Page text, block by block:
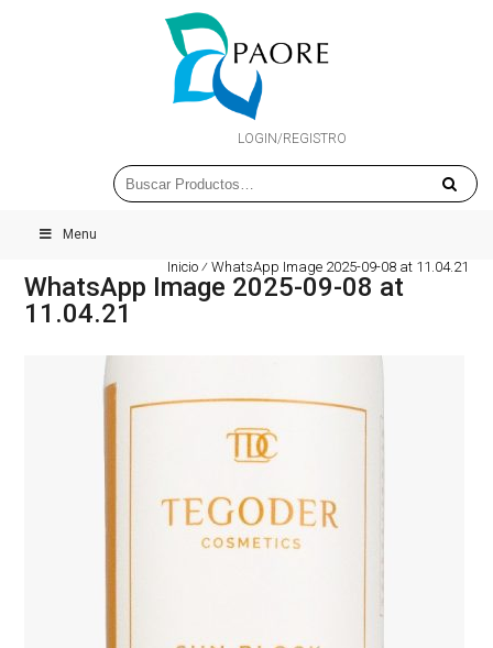
LOGIN/REGISTRO
Menu
Inicio ⁄WhatsApp Image 2025-09-08 at 11.04.21
WhatsApp Image 2025-09-08 at
11.04.21